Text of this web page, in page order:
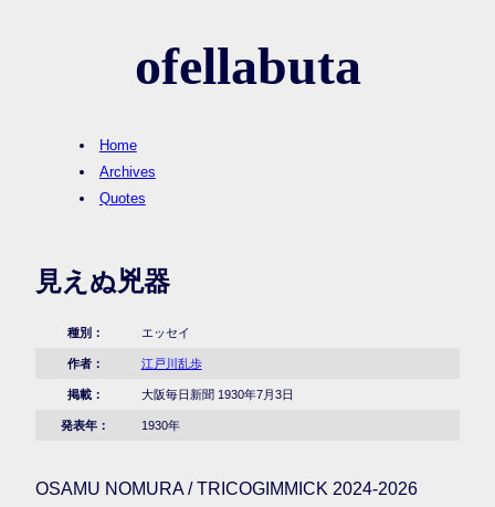
ofellabuta
Home
Archives
Quotes
見えぬ兇器
種別： エッセイ
作者： 江戸川乱歩
掲載： 大阪毎日新聞 1930年7月3日
発表年： 1930年
OSAMU NOMURA / TRICOGIMMICK 2024-2026